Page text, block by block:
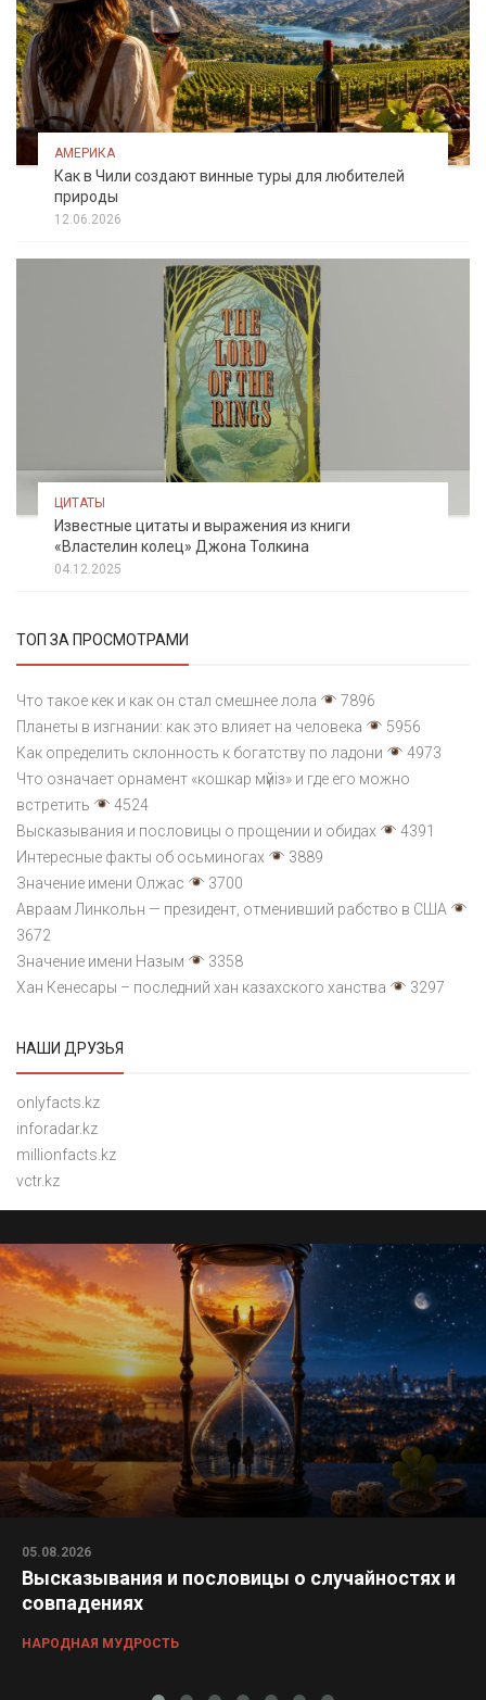
АМЕРИКА
Как в Чили создают винные туры для любителей
природы
12.06.2026
ЦИТАТЫ
Известные цитаты и выражения из книги
«Властелин колец» Джона Толкина
04.12.2025
ТОП ЗА ПРОСМОТРАМИ
Что такое кек и как он стал смешнее лола
7896
Планеты в изгнании: как это влияет на человека
5956
Как определить склонность к богатству по ладони
4973
Что означает орнамент «кошкар мүйіз» и где его можно
встретить
4524
Высказывания и пословицы о прощении и обидах
4391
Интересные факты об осьминогах
3889
Значение имени Олжас
3700
Авраам Линкольн — президент, отменивший рабство в США
3672
Значение имени Назым
3358
Хан Кенесары – последний хан казахского ханства
3297
НАШИ ДРУЗЬЯ
onlyfacts.kz
inforadar.kz
millionfacts.kz
vctr.kz
05.08.2026
Высказывания и пословицы о случайностях и
совпадениях
НАРОДНАЯ МУДРОСТЬ